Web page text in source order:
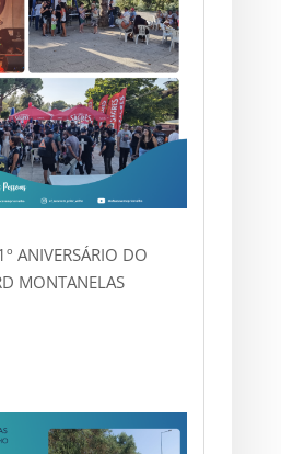
ANIVERSÁRIO DO
MONTANELAS